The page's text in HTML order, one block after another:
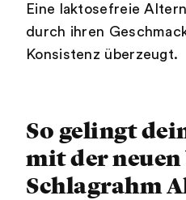
Eine laktosefreie
durch ihren
Konsistenz überzeugt.
So gelingt
mit der neuen
Schlagrahm